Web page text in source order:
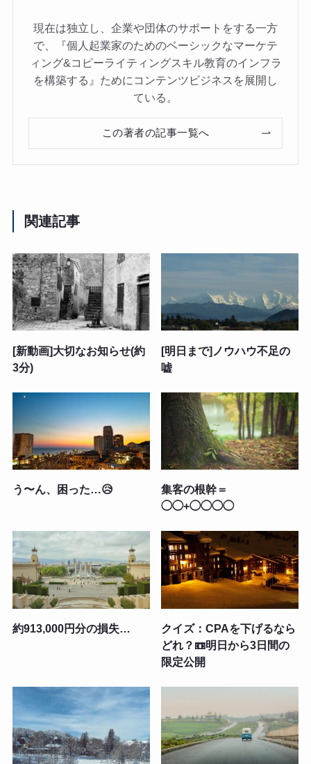
現在は独立し、企業や団体のサポートをする一方
で、『個人起業家のためのベーシックなマーケテ
ィング&コピーライティングスキル教育のインフラ
を構築する』ためにコンテンツビジネスを展開し
ている。
この著者の記事一覧へ
関連記事
[新動画]大切なお知らせ(約
3分)
[明日まで]ノウハウ不足の
嘘
う〜ん、困った…😥
集客の根幹＝
◯◯+◯◯◯◯
約913,000円分の損失…
クイズ：CPAを下げるなら
どれ？📼明日から3日間の
限定公開